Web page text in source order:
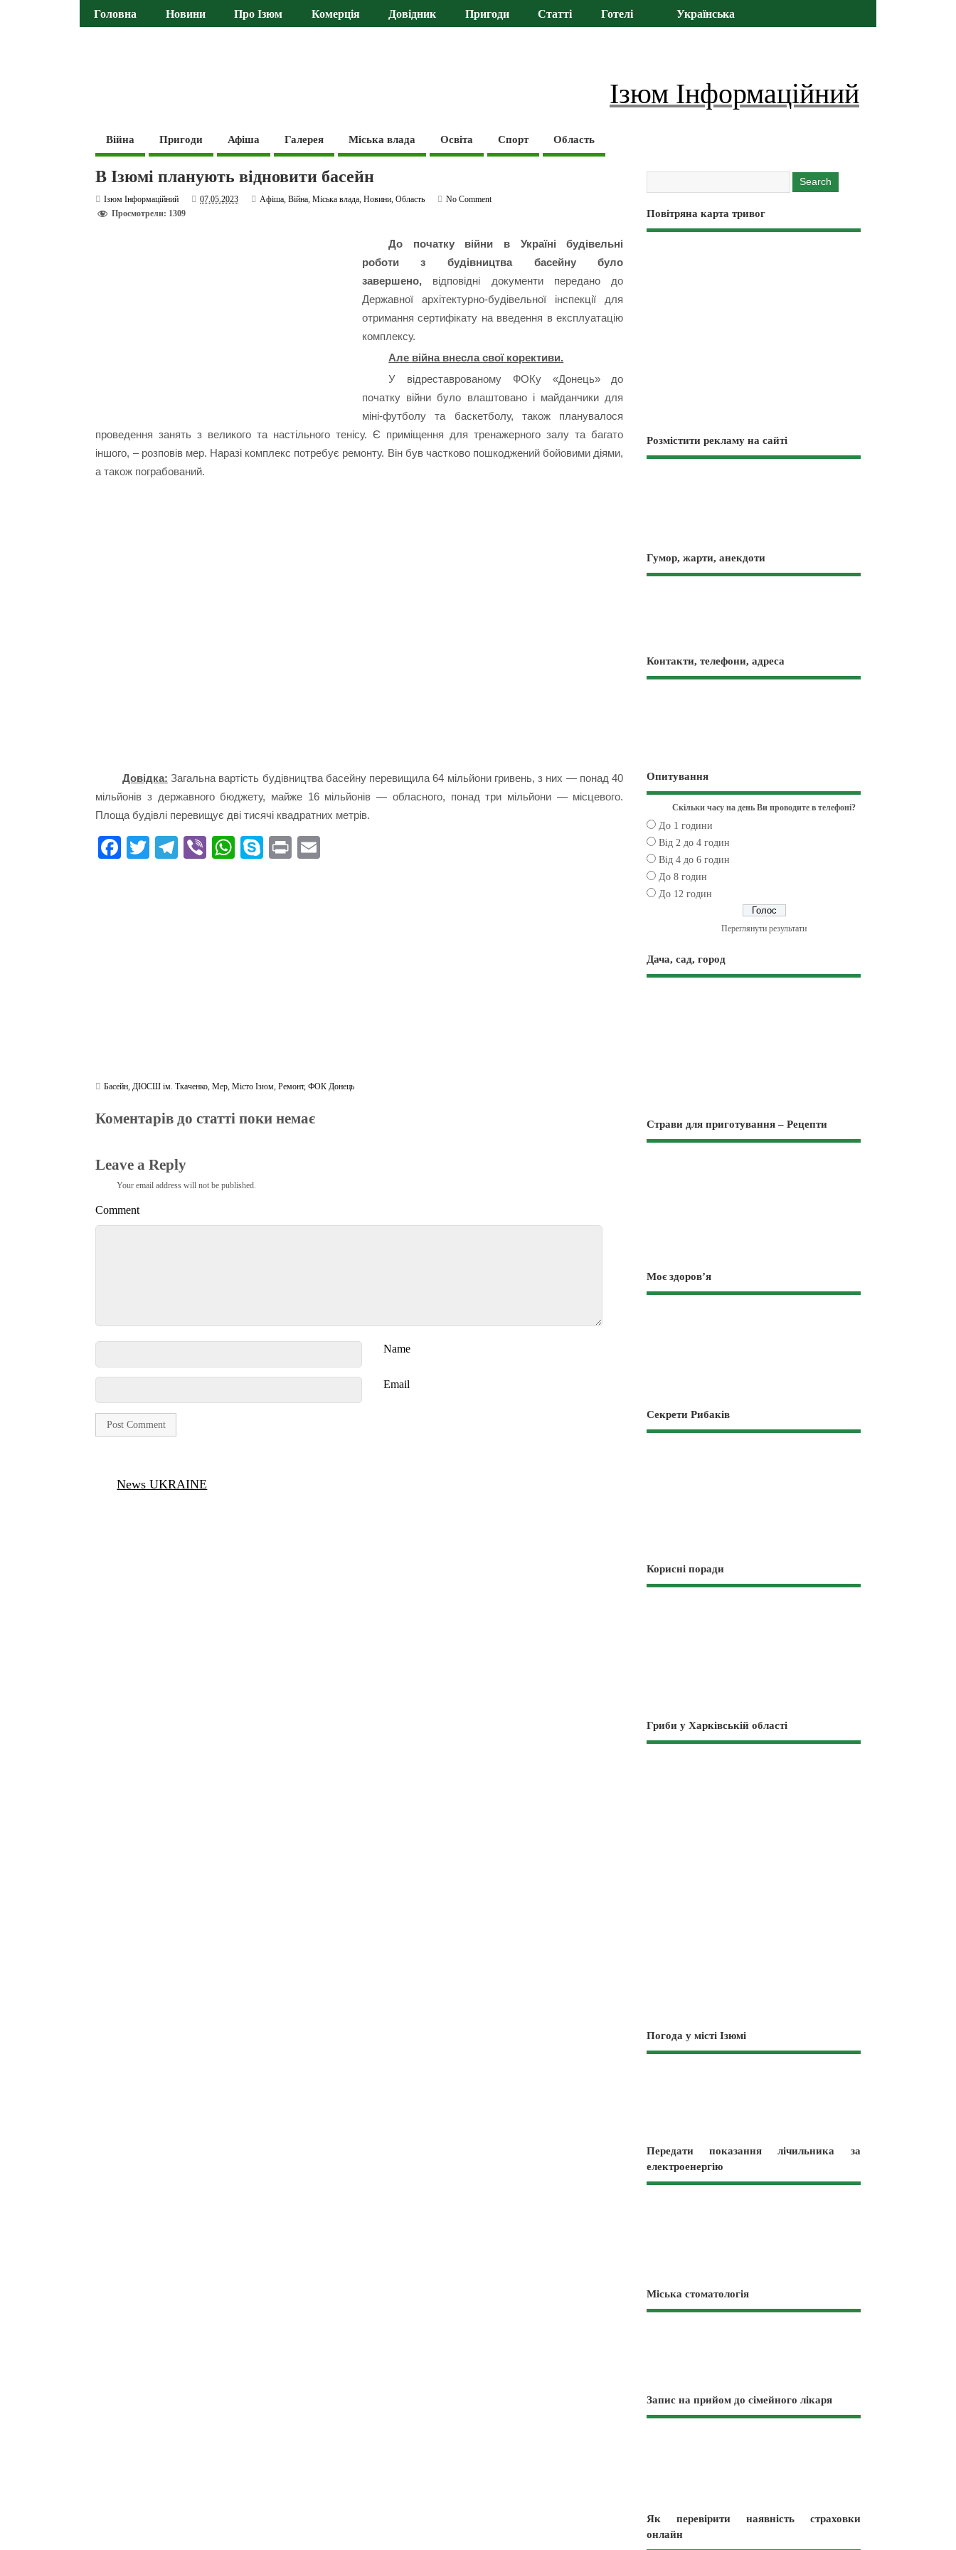
Головна Новини Про Ізюм Комерція Довідник Пригоди Статті Готелі Українська
Ізюм Інформаційний
Війна Пригоди Афіша Галерея Міська влада Освіта Спорт Область
В Ізюмі планують відновити басейн
Ізюм Інформаційний 07.05.2023 Афіша,Війна,Міська влада,Новини,Область
No Comment
Просмотрели: 1309
До початку війни в Україні будівельні
роботи з будівництва басейну було
завершено,відповідні документи передано до
Державної архітектурно-будівельної інспекції для
отримання сертифікату на введення в експлуатацію
комплексу.
Але війна внесла свої корективи.
У відреставрованому ФОКу «Донець» до
початку війни було влаштовано і майданчики для
міні-футболу та баскетболу, також планувалося
проведення занять з великого та настільного тенісу. Є приміщення для тренажерного залу та багато
іншого, – розповів мер. Наразі комплекс потребує ремонту. Він був частково пошкоджений бойовими діями,
а також пограбований.
Довідка: Загальна вартість будівництва басейну перевищила 64 мільйони гривень, з них — понад 40
мільйонів з державного бюджету, майже 16 мільйонів — обласного, понад три мільйони — місцевого.
Площа будівлі перевищує дві тисячі квадратних метрів.
Fa T
Te Vi
W
S
Pr
Басейн,ДЮСШ ім. Ткаченко,Мер,Місто Ізюм,Ремонт,ФОК Донець
Коментарів до статті поки немає
Leave a Reply
Your email address will not be published.
Comment
Name
Email
News UKRAINE
Повітряна карта тривог
Розмістити рекламу на сайті
Гумор, жарти, анекдоти
Контакти, телефони, адреса
Опитування
Скільки часу на день Ви проводите в телефоні?
До 1 години
Від 2 до 4 годин
Від 4 до 6 годин
До 8 годин
До 12 годин
Переглянути результати
Дача, сад, город
Страви для приготування – Рецепти
Моє здоров’я
Секрети Рибаків
Корисні поради
Гриби у Харківській області
Погода у місті Ізюмі
Передати показання лічильника за
електроенергію
Міська стоматологія
Запис на прийом до сімейного лікаря
Як перевірити наявність страховки
онлайн